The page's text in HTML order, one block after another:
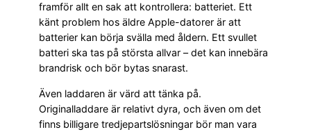
framför allt en sak att kontrollera: batteriet. Ett
känt problem hos äldre Apple-datorer är att
batterier kan börja svälla med åldern. Ett svullet
batteri ska tas på största allvar – det kan innebära
brandrisk och bör bytas snarast.
Även laddaren är värd att tänka på.
Originalladdare är relativt dyra, och även om det
finns billigare tredjepartslösningar bör man vara